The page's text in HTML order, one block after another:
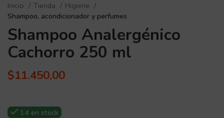
Inicio Tienda
Higiene
Shampoo, acondicionador y perfumes
Shampoo Analergénico
Cachorro 250 ml
$11.450,00
14 en stock